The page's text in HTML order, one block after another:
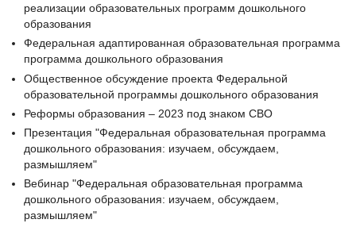
реализации образовательных программ дошкольного
образования
Федеральная адаптированная образовательная программа
программа дошкольного образования
Общественное обсуждение проекта Федеральной
образовательной программы дошкольного образования
Реформы образования – 2023 под знаком СВО
Презентация "Федеральная образовательная программа
дошкольного образования: изучаем, обсуждаем,
размышляем"
Вебинар "Федеральная образовательная программа
дошкольного образования: изучаем, обсуждаем,
размышляем"